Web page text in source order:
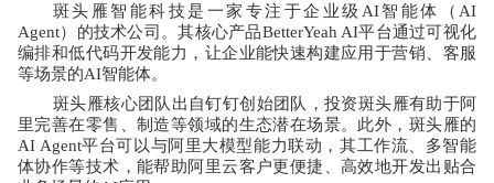
斑头雁智能科技是一家专注于企业级 AI智能体（ AI
Agent）的技术公司。其核心产品BetterYeah AI平台通过可视化
编排和低代码开发能力，让企业能快速构建应用于营销、客服
等场景的AI智能体。
斑头雁核心团队出自钉钉创始团队，投资斑头雁有助于阿
里完善在零售、制造等领域的生态潜在场景。此外，斑头雁的
AI Agent平台可以与阿里大模型能力联动，其工作流、多智能
体协作等技术，能帮助阿里云客户更便捷、高效地开发出贴合